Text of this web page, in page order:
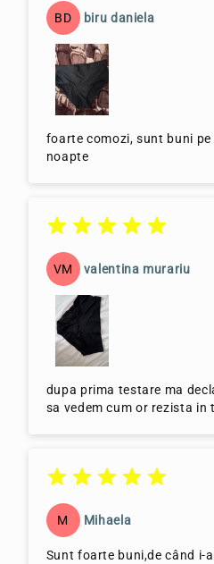
BD biru daniela
foarte comozi, sunt buni
noapte
VM valentina murariu
dupa prima testare ma
sa vedem cum or rezista in
M Mihaela
Sunt foarte buni,de când i-